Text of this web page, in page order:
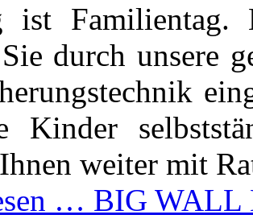
ist
durch unsere
Kinder
weiter mit
… BIG WALL